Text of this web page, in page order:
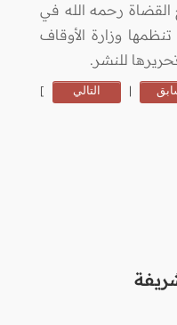
القضاة رحمه الله في
وزارة الأوقاف
للنشر.
| التالي ]